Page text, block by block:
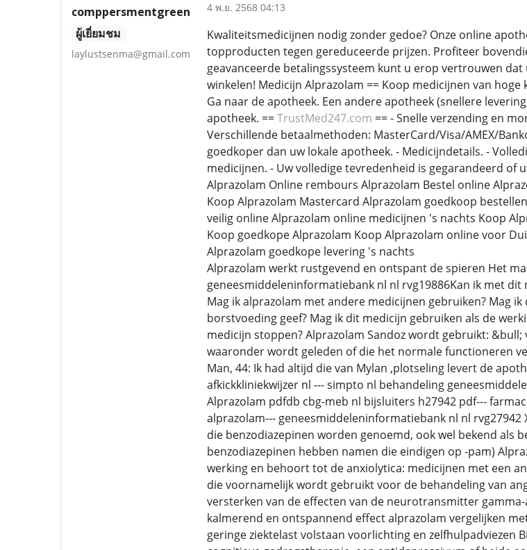
comppersmentgreen
ผู้เยี่ยมชม
laylustsenma@gmail.com
4 พ.ย. 2568 04:13
Kwaliteitsmedicijnen nodig zonder gedoe? Onze online
topproducten tegen gereduceerde prijzen. Profiteer
geavanceerde betalingssysteem kunt u erop vertrouwen
winkelen! Medicijn Alprazolam == Koop medicijnen van
Ga naar de apotheek. Een andere apotheek (snellere
apotheek. ==TrustMed247.com == - Snelle verzending en
Verschillende betaalmethoden: MasterCard/Visa/AMEX/
goedkoper dan uw lokale apotheek. - Medicijndetails. -
medicijnen. - Uw volledige tevredenheid is gegarandeerd of
Alprazolam Online rembours Alprazolam Bestel online
Koop Alprazolam Mastercard Alprazolam goedkoop
veilig online Alprazolam online medicijnen 's nachts Koop
Koop goedkope Alprazolam Koop Alprazolam online voor
Alprazolam goedkope levering 's nachts
Alprazolam werkt rustgevend en ontspant de spieren Het
geneesmiddeleninformatiebank nl nl rvg19886Kan ik met
Mag ik alprazolam met andere medicijnen gebruiken? Mag
borstvoeding geef? Mag ik dit medicijn gebruiken als de
medicijn stoppen? Alprazolam Sandoz wordt gebruikt:
waaronder wordt geleden of die het normale functioneren
Man, 44: Ik had altijd die van Mylan ,plotseling levert de
afkickkliniekwijzer nl --- simpto nl behandeling
Alprazolam pdfdb cbg-meb nl bijsluiters h27942 pdf---
alprazolam--- geneesmiddeleninformatiebank nl nl
die benzodiazepinen worden genoemd, ook wel bekend als
benzodiazepinen hebben namen die eindigen op -pam)
werking en behoort tot de anxiolytica: medicijnen met een
die voornamelijk wordt gebruikt voor de behandeling van
versterken van de effecten van de neurotransmitter
kalmerend en ontspannend effect alprazolam vergelijken
geringe ziektelast volstaan voorlichting en zelfhulpadviezen